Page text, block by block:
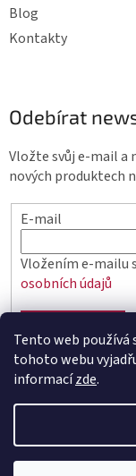
Tento web používá
tohoto webu
informacízde.
Blog
Kontakty
Odebírat
Vložte svůj e-mail a
nových produktech
E-mail
Vložením e-mailu
osobních údajů
Copyright 2026